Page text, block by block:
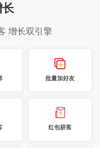
增长双引擎
批量加好友
红包获客